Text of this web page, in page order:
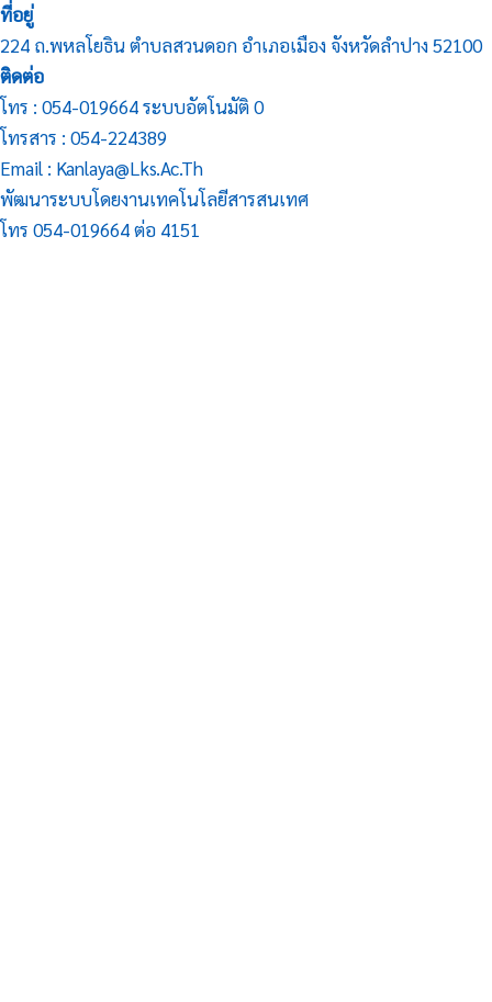
ที่อยู่
224 ถ.พหลโยธิน ตำบลสวนดอก อำเภอเมือง จังหวัดลำปาง 52100
ติดต่อ
โทร : 054-019664 ระบบอัตโนมัติ 0
โทรสาร : 054-224389
Email : Kanlaya@lks.ac.th
พัฒนาระบบโดยงานเทคโนโลยีสารสนเทศ
โทร 054-019664 ต่อ 4151